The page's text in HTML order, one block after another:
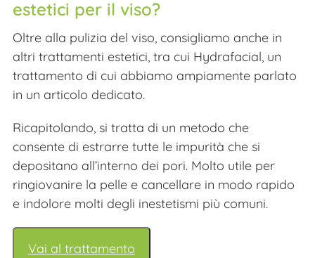
estetici per il viso?
Oltre alla pulizia del viso, consigliamo anche in
altri trattamenti estetici, tra cui Hydrafacial, un
trattamento di cui abbiamo ampiamente parlato
in un articolo dedicato.
Ricapitolando, si tratta di un metodo che
consente di estrarre tutte le impurità che si
depositano all’interno dei pori. Molto utile per
ringiovanire la pelle e cancellare in modo rapido
e indolore molti degli inestetismi più comuni.
Vai al trattamento